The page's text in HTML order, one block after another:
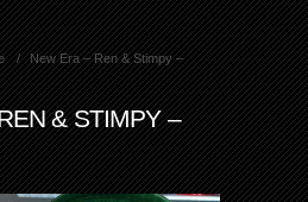
New Era – Ren & Stimpy –
& STIMPY –